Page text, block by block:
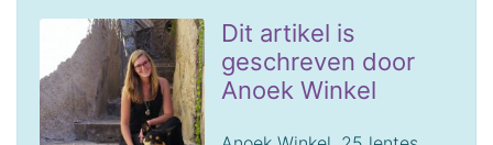
Dit artikel is
geschreven door
Anoek Winkel